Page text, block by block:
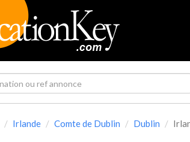
Irlande Comte de Dublin Dublin